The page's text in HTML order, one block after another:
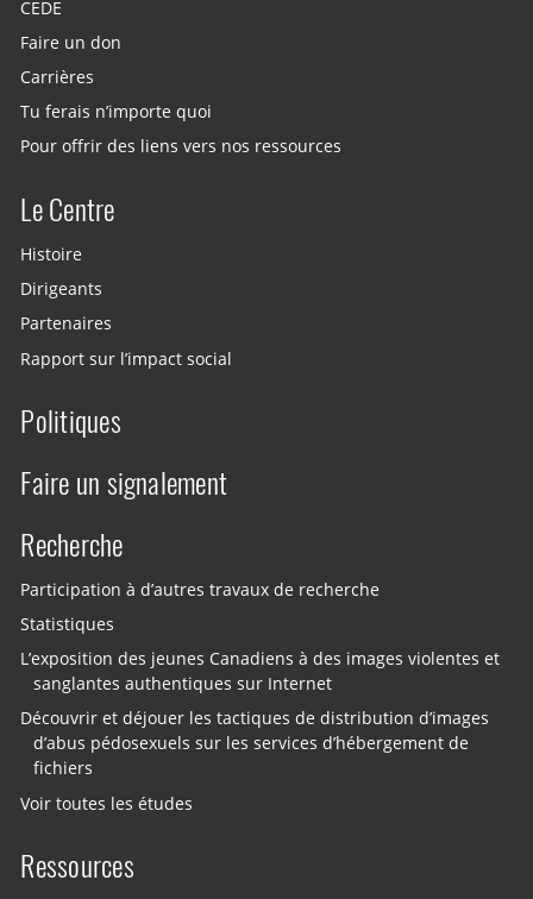
CEDE
Faire un don
Carrières
Tu ferais n’importe quoi
Pour offrir des liens vers nos ressources
Le Centre
Histoire
Dirigeants
Partenaires
Rapport sur l’impact social
Politiques
Faire un signalement
Recherche
Participation à d’autres travaux de recherche
Statistiques
L’exposition des jeunes Canadiens à des images violentes et
sanglantes authentiques sur Internet
Découvrir et déjouer les tactiques de distribution d’images
d’abus pédosexuels sur les services d’hébergement de
fichiers
Voir toutes les études
Ressources